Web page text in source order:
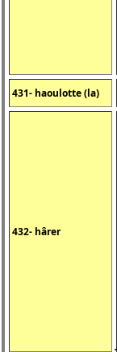
431- haoulotte (la)
432- hârer